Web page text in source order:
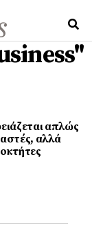
απλώς
αλλά